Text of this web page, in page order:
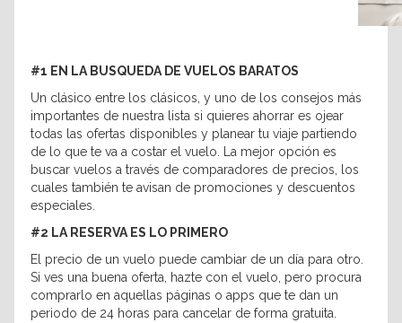
#1 EN LA BUSQUEDA DE VUELOS BARATOS
Un clásico entre los clásicos, y uno de los consejos más
importantes de nuestra lista si quieres ahorrar es ojear
todas las ofertas disponibles y planear tu viaje partiendo
de lo que te va a costar el vuelo. La mejor opción es
buscar vuelos a través de comparadores de precios, los
cuales también te avisan de promociones y descuentos
especiales.
#2 LA RESERVA ES LO PRIMERO
El precio de un vuelo puede cambiar de un día para otro.
Si ves una buena oferta, hazte con el vuelo, pero procura
comprarlo en aquellas páginas o apps que te dan un
periodo de 24 horas para cancelar de forma gratuita.